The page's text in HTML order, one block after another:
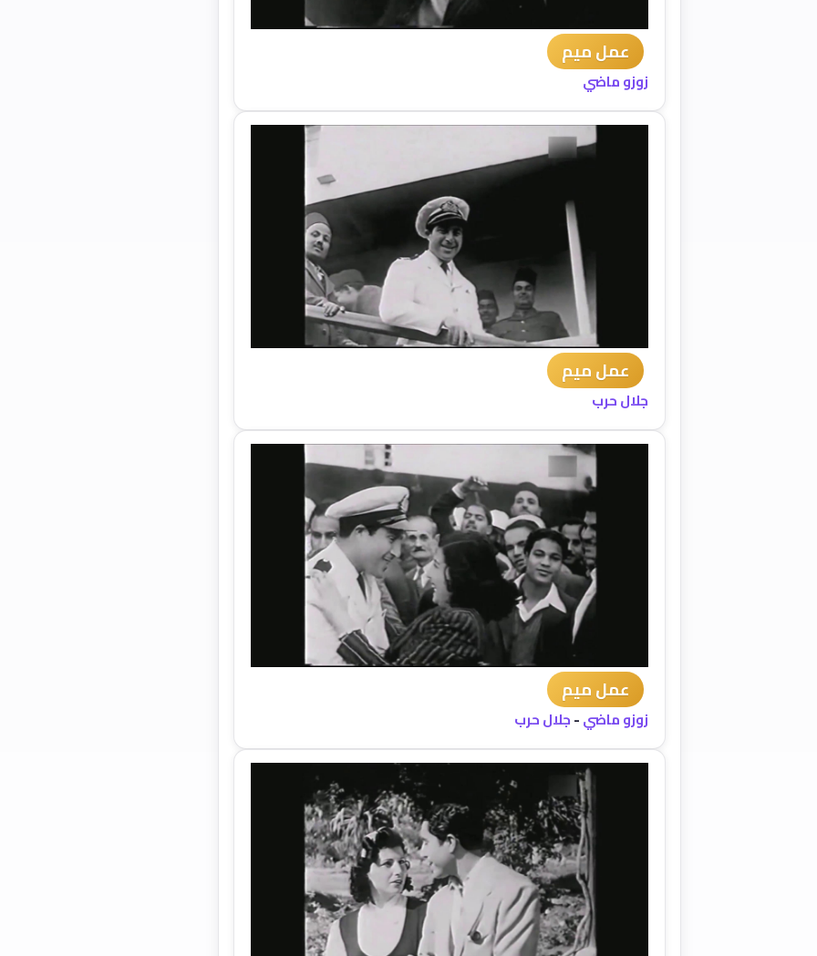
عمل ميم
زوزو ماضي
عمل ميم
جلال حرب
عمل ميم
زوزو ماضي-جلال حرب